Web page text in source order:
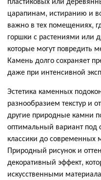
царапинам, истиранию и
важно в тех помещениях,
горшки с растениями или
которые могут повредить
Камень долго сохраняет
даже при интенсивной
Эстетика каменных
разнообразием текстур и
другие природные камни
оптимальный вариант под
классики до
Природный рисунок и
декоративный эффект,
искусственными